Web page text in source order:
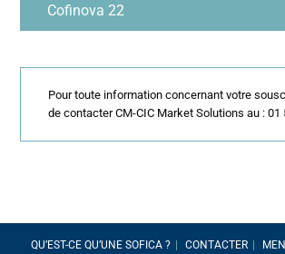
Cofinova 22
Pour toute information concernant votre
de contacter CM-CIC Market Solutions au : 01
QU’EST-CE QU’UNE SOFICA ? CONTACTER